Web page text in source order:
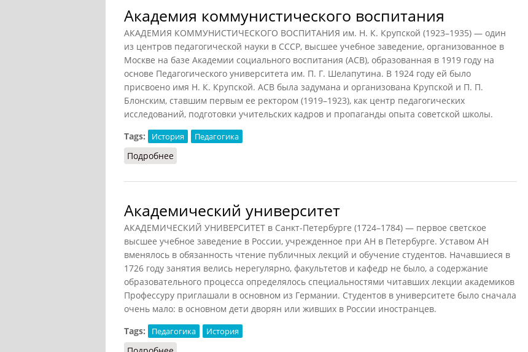
Академия коммунистического воспитания
АКАДЕМИЯ КОММУНИСТИЧЕСКОГО ВОСПИТАНИЯ им. Н. К. Крупской (1923–1935) — один
из центров педагогической науки в СССР, высшее учебное заведение, организованное в
Москве на базе Академии социального воспитания (АСВ), образованная в 1919 году на
основе Педагогического университета им. П. Г. Шелапутина. В 1924 году ей было
присвоено имя Н. К. Крупской. АСВ была задумана и организована Крупской и П. П.
Блонским, ставшим первым ее ректором (1919–1923), как центр педагогических
исследований, подготовки учительских кадров и пропаганды опыта советской школы.
Tags:
История Педагогика
Подробнее
Академический университет
АКАДЕМИЧЕСКИЙ УНИВЕРСИТЕТ в Санкт-Петербурге (1724–1784) — первое светское
высшее учебное заведение в России, учрежденное при АН в Петербурге. Уставом АН
вменялось в обязанность чтение публичных лекций и обучение студентов. Начавшиеся в
1726 году занятия велись нерегулярно, факультетов и кафедр не было, а содержание
образовательного процесса определялось специальностями читавших лекции академиков
Профессуру приглашали в основном из Германии. Студентов в университете было сначала
очень мало: в основном дети дворян или живших в России иностранцев.
Tags:
Педагогика История